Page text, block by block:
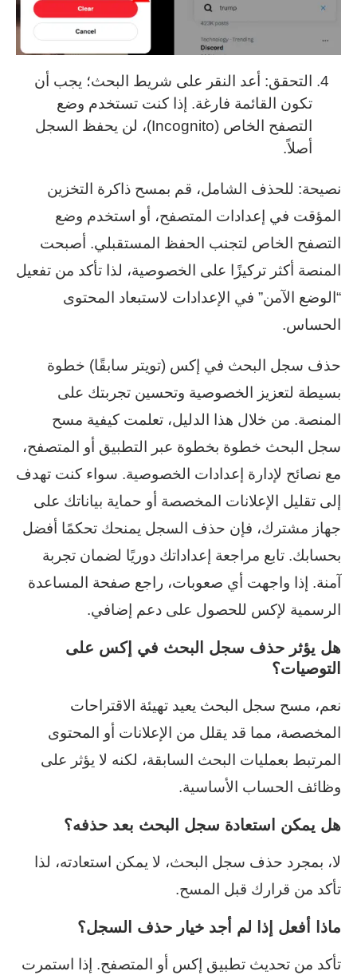
التحقق: أعد النقر على شريط البحث؛ يجب أن
تكون القائمة فارغة. إذا كنت تستخدم وضع
التصفح الخاص (Incognito)، لن يحفظ السجل
أصلاً.
نصيحة: للحذف الشامل، قم بمسح ذاكرة التخزين
المؤقت في إعدادات المتصفح، أو استخدم وضع
التصفح الخاص لتجنب الحفظ المستقبلي. أصبحت
المنصة أكثر تركيزًا على الخصوصية، لذا تأكد من تفعيل
“الوضع الآمن” في الإعدادات لاستبعاد المحتوى
الحساس.
حذف سجل البحث في إكس (تويتر سابقًا) خطوة
بسيطة لتعزيز الخصوصية وتحسين تجربتك على
المنصة. من خلال هذا الدليل، تعلمت كيفية مسح
سجل البحث خطوة بخطوة عبر التطبيق أو المتصفح،
مع نصائح لإدارة إعدادات الخصوصية. سواء كنت تهدف
إلى تقليل الإعلانات المخصصة أو حماية بياناتك على
جهاز مشترك، فإن حذف السجل يمنحك تحكمًا أفضل
بحسابك. تابع مراجعة إعداداتك دوريًا لضمان تجربة
آمنة. إذا واجهت أي صعوبات، راجع صفحة المساعدة
الرسمية لإكس للحصول على دعم إضافي.
هل يؤثر حذف سجل البحث في إكس على
التوصيات؟
نعم، مسح سجل البحث يعيد تهيئة الاقتراحات
المخصصة، مما قد يقلل من الإعلانات أو المحتوى
المرتبط بعمليات البحث السابقة، لكنه لا يؤثر على
وظائف الحساب الأساسية.
هل يمكن استعادة سجل البحث بعد حذفه؟
لا، بمجرد حذف سجل البحث، لا يمكن استعادته، لذا
تأكد من قرارك قبل المسح.
ماذا أفعل إذا لم أجد خيار حذف السجل؟
تأكد من تحديث تطبيق إكس أو المتصفح. إذا استمرت